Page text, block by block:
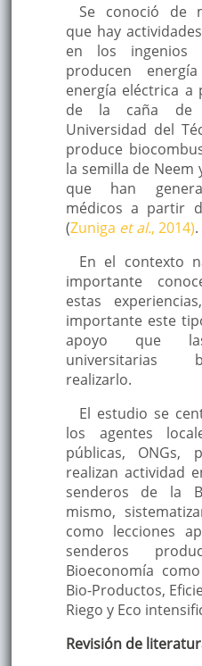
Se conoció de
que hay
en los ingenios
producen
energía eléctrica a
de la caña de
Universidad del
produce
la semilla de
que han
médicos a partir
(Zuniga et al., 2014).
En el contexto
importante
estas
importante este
apoyo que
universitarias
realizarlo.
El estudio se
los agentes
públicas, ONGs,
realizan actividad
senderos de la
mismo,
como lecciones
senderos
Bioeconomía
Bio-Productos,
Riego y Eco
Revisión de